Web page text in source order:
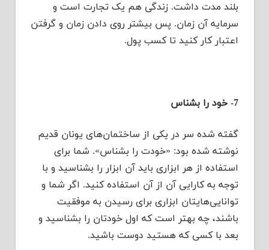
بلند مدت داشت. زندگی هم یک تجارت است و
سرمایه آن زمان. پس بیشتر روی دادن زمان و گرفتن
اعتبار کار کنید تا کسب پول.
7- خود را بشناس
گفته شده سر در یکی از ساختمان‌های یونان قدیم
نوشته شده بود: «خودت را بشناس». شما برای
استفاده از هر ابزاری باید آن ابزار را بشناسید و با
توجه به کارایی آن از آن استفاده کنید. اگر شما و
توانایی‌هایتان ابزاری برای رسیدن به موفقیت
باشند، چه بهتر است که اول خودتان را بشناسید و
بعد با کسی که هستید دوست باشید.